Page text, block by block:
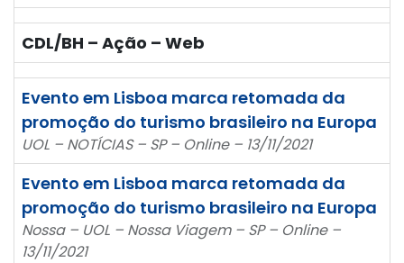
CDL/BH – Ação – Web
Evento em Lisboa marca retomada da
promoção do turismo brasileiro na Europa
UOL – NOTÍCIAS – SP – Online – 13/11/2021
Evento em Lisboa marca retomada da
promoção do turismo brasileiro na Europa
Nossa – UOL – Nossa Viagem – SP – Online –
13/11/2021